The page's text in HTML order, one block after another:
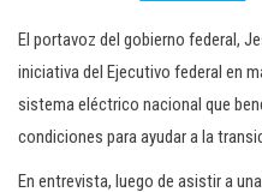
El portavoz del gobierno federal,
iniciativa del Ejecutivo federal en
sistema eléctrico nacional que
condiciones para ayudar a la
En entrevista, luego de asistir a